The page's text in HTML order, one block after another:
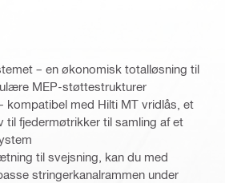
– en økonomisk totalløsning til
MEP-støttestrukturer
kompatibel med Hilti MT vridlås, et
til fjedermøtrikker til samling af et
til svejsning, kan du med
stringerkanalrammen under